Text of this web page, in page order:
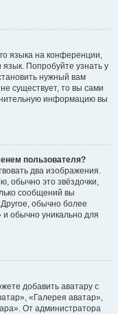
языка на конференции,
Попробуйте узнать у
нужный вам
существует, то вы сами
информацию вы
пользователя?
два изображения.
обычно это звёздочки,
сообщений вы
обычно более
и обычно уникально для
добавить аватару с
«Галерея аватар»,
От администратора